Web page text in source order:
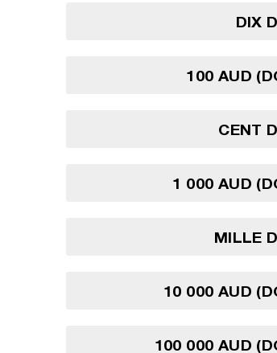
DIX
100 AUD
CENT
1 000 AUD
MILLE
10 000 AUD
100 000 AUD